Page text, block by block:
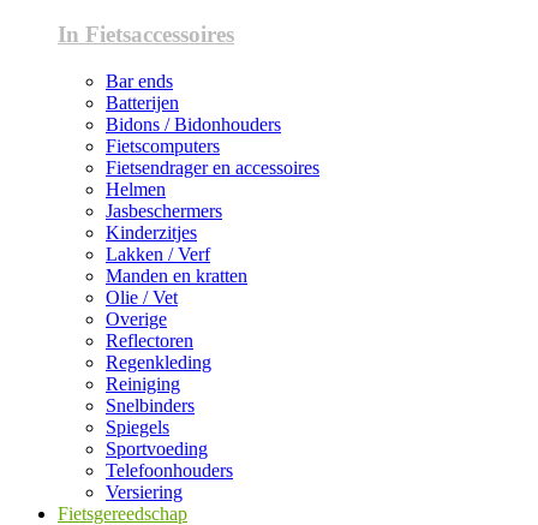
In Fietsaccessoires
Bar ends
Batterijen
Bidons / Bidonhouders
Fietscomputers
Fietsendrager en accessoires
Helmen
Jasbeschermers
Kinderzitjes
Lakken / Verf
Manden en kratten
Olie / Vet
Overige
Reflectoren
Regenkleding
Reiniging
Snelbinders
Spiegels
Sportvoeding
Telefoonhouders
Versiering
Fietsgereedschap